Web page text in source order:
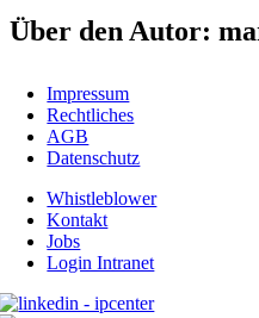
Facebook
X
Reddit
LinkedIn
WhatsApp
Telegram
Tumblr
Pinterest
Vk
Xing
E-
Mail
Über den Autor:
Impressum
Rechtliches
AGB
Datenschutz
Whistleblower
Kontakt
Jobs
Login Intranet